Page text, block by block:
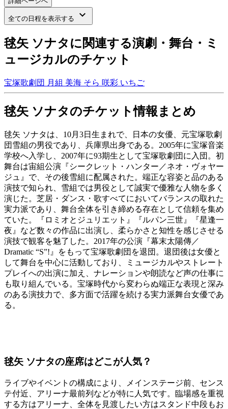
全ての日程を表示する keyboard_arrow_down
毬矢 ソナタに関連する演劇・舞台・ミ
ュージカルのチケット
宝塚歌劇団 月組 美海 そら 咲彩 いちご
毬矢 ソナタのチケット情報まとめ
毬矢 ソナタは、10月3日生まれで、日本の女優、元宝塚歌劇
団雪組の男役であり、兵庫県出身である。2005年に宝塚音楽
学校へ入学し、2007年に93期生として宝塚歌劇団に入団。初
舞台は宙組公演『シークレット・ハンター／ネオ・ヴォヤー
ジュ』で、その後雪組に配属された。端正な容姿と品のある
演技で知られ、雪組では男役として誠実で優雅な人物を多く
演じた。芝居・ダンス・歌すべてにおいてバランスの取れた
実力派であり、舞台全体を引き締める存在として信頼を集め
ていた。『ロミオとジュリエット』『ルパン三世』『星逢一
夜』など数々の作品に出演し、柔らかさと知性を感じさせる
演技で観客を魅了した。2017年の公演『幕末太陽傳／
Dramatic “S”!』をもって宝塚歌劇団を退団。退団後は女優と
して舞台を中心に活動しており、ミュージカルやストレート
プレイへの出演に加え、ナレーションや朗読など声の仕事に
も取り組んでいる。宝塚時代から変わらぬ端正な表現と深み
のある演技力で、多方面で活躍を続ける実力派舞台女優であ
る。
毬矢 ソナタの座席はどこが人気？
ライブやイベントの構成により、メインステージ前、センス
テ付近、アリーナ最前列などが特に人気です。臨場感を重視
する方はアリーナ、全体を見渡したい方はスタンド中段もお